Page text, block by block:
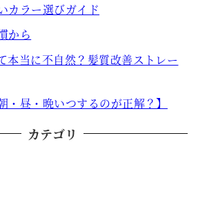
カラー選びガイド
から
本当に不自然？髪質改善ストレー
・昼・晩いつするのが正解？】
カテゴリ